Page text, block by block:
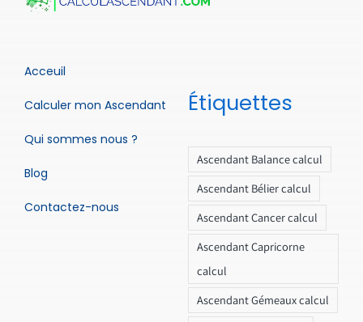
Acceuil
Calculer mon Ascendant
Qui sommes nous ?
Blog
Contactez-nous
Étiquettes
Ascendant Balance calcul
Ascendant Bélier calcul
Ascendant Cancer calcul
Ascendant Capricorne
calcul
Ascendant Gémeaux calcul